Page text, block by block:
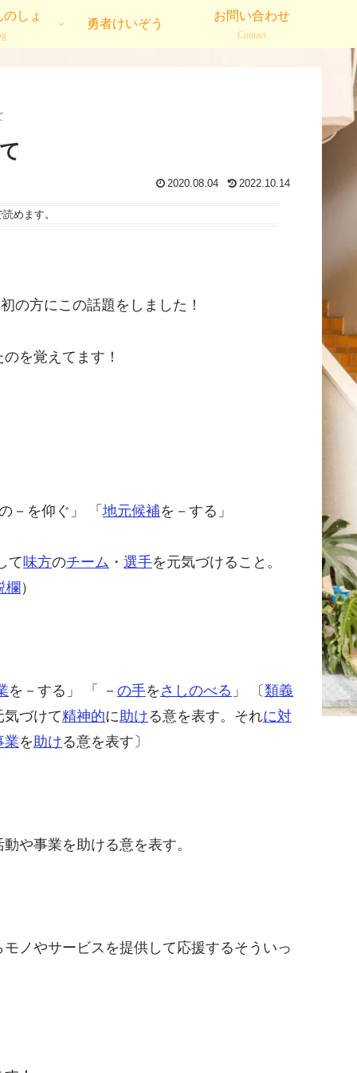
しょ
勇者けいぞう
お問い合わせ
Contact
2020.08.04 2022.10.14
読めます。
の方にこの話題をしました！
を覚えてます！
－を仰ぐ」 「 地元候補を－する」
て味方のチーム ・ 選手を元気づけること。
欄 ）
を－する」 「 － の手を さしのべる 」 〔 類義
気づけて精神的に助ける意を表す。それに対
業を助ける意を表す〕
や事業を助ける意を表す。
ノやサービスを提供して応援するそういっ